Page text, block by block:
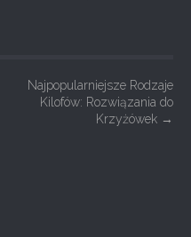
Najpopularniejsze Rodzaje
Kilofów: Rozwiązania do
Krzyżówek →